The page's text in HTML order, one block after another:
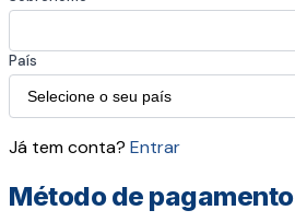
País
Já tem conta? Entrar
Método de pagamento